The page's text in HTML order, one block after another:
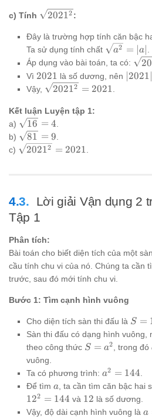
c) Tính \sqrt{2021^2}
20212 :
Đây là trường hợp tính căn bậc
Ta sử dụng tính chất \sqrt{a^2}
= |a|
a2 = ∣a .
Áp dụng vào bài toán, ta có:
=
Vì 2021
2021 là số dương, nên |2021|
∣2021∣
Vậy, \sqrt{2021^2}
20212 = 2021
Kết luận Luyện tập 1:
a) \sqrt{16}
= 4
16 = 4
b) \sqrt{81}
= 9
81 = 9
c) \sqrt{2021^2}
20212 = 2021
Lời giải Vận dụng 2
Tập 1
Phân tích:
Bài toán cho biết diện tích của một
cầu tính chu vi của nó. Chúng ta cần
trước, sau đó mới tính chu vi.
Bước 1: Tìm cạnh hình vuông
Cho diện tích sàn thi đấu là S =
144
S =
Sàn thi đấu có dạng hình vuông,
theo công thức S =
S = a2, trong đó
vuông.
Ta có phương trình: a^2
=
144
a2 = 144.
Để tìm a
a, ta cần tìm căn bậc hai
122 = 144 và 12
12 là số dương.
Vậy, độ dài cạnh hình vuông là a
a